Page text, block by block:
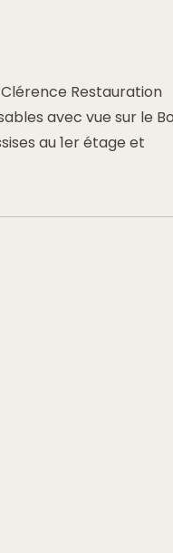
Restauration
avec vue sur le
au 1er étage et